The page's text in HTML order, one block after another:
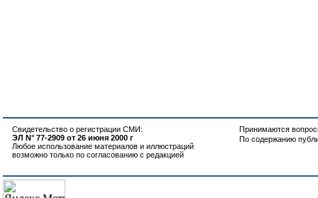
Свидетельство о регистрации СМИ:
ЭЛ N° 77-2909 от 26 июня 2000 г
Любое использование материалов и иллюстраций
возможно только по согласованию с редакцией
Принимаются
По содержанию